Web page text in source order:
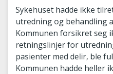
Sykehuset hadde ikke
utredning og behandling
Kommunen forsikret seg
retningslinjer for
pasienter med delir, ble
Kommunen hadde heller